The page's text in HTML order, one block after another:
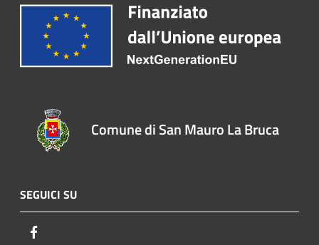
Comune di San Mauro La Bruca
SEGUICI SU